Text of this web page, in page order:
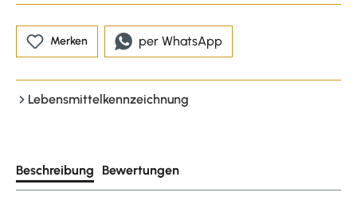
Merken per WhatsApp
Lebensmittelkennzeichnung
Beschreibung Bewertungen